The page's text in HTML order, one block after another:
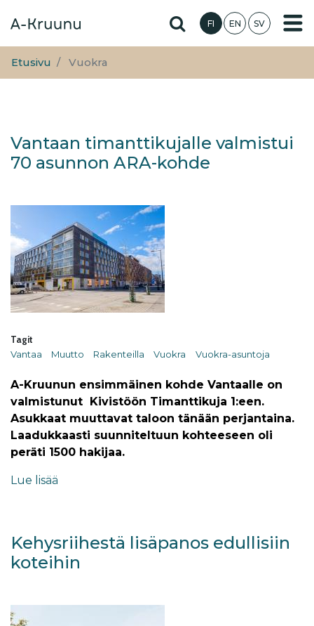
pääsisältöön
Hae sivustolta
FI EN SV
Etusivu Vuokra
Vantaan timanttikujalle valmistui
70 asunnon ARA-kohde
Tagit
Vantaa
Muutto Rakenteilla Vuokra Vuokra-asuntoja
A-Kruunun ensimmäinen kohde Vantaalle on
valmistunut Kivistöön Timanttikuja 1:een.
Asukkaat muuttavat taloon tänään perjantaina.
Laadukkaasti suunniteltuun kohteeseen oli
peräti 1500 hakijaa.
Lue lisää
Kehysriihestä lisäpanos edullisiin
koteihin